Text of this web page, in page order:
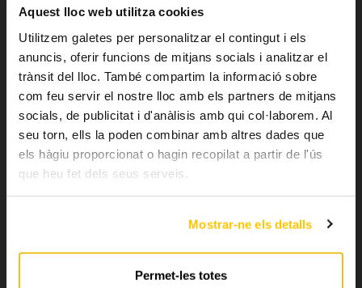
Aquest lloc web utilitza cookies
Utilitzem galetes per personalitzar el contingut i els
anuncis, oferir funcions de mitjans socials i analitzar el
trànsit del lloc. També compartim la informació sobre
com feu servir el nostre lloc amb els partners de mitjans
socials, de publicitat i d'anàlisis amb qui col·laborem. Al
seu torn, ells la poden combinar amb altres dades que
els hàgiu proporcionat o hagin recopilat a partir de l'ús
que heu fet dels seus serveis.
Mostrar-ne els detalls
Permet-les totes
Diumenges i festius: tancat
info@bus.ad
moute_en_bus